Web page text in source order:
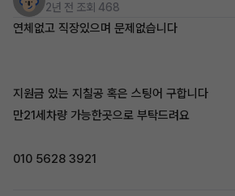
2년 전 조회 468
연체없고 직장있으며 문제없습니다
지원금 있는 지칠공 혹은 스팅어 구합니다
만21세차량 가능한곳으로 부탁드려요
010 5628 3921